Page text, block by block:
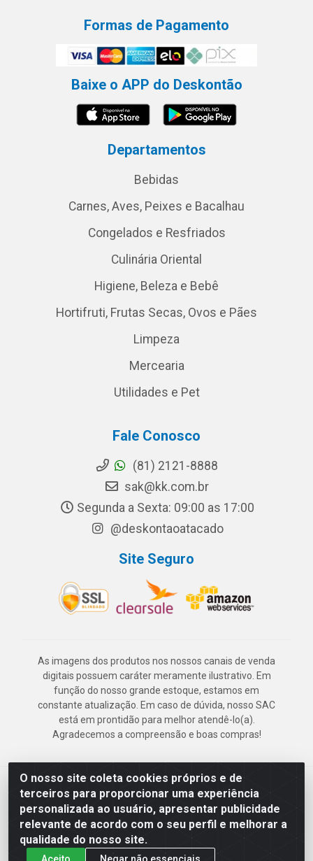
O nosso site coleta cookies próprios e de
terceiros para proporcionar uma experiência
personalizada ao usuário, apresentar publicidade
relevante de acordo com o seu perfil e melhorar a
qualidade do nosso site.
Aceito Negar não essenciais
Formas de Pagamento
Baixe o APP do Deskontão
Departamentos
Bebidas
Carnes, Aves, Peixes e Bacalhau
Congelados e Resfriados
Culinária Oriental
Higiene, Beleza e Bebê
Hortifruti, Frutas Secas, Ovos e Pães
Limpeza
Mercearia
Utilidades e Pet
Fale Conosco
(81) 2121-8888
sak@kk.com.br
Segunda a Sexta: 09:00 as 17:00
@deskontaoatacado
Site Seguro
As imagens dos produtos nos nossos canais de venda
digitais possuem caráter meramente ilustrativo. Em
função do nosso grande estoque, estamos em
constante atualização. Em caso de dúvida, nosso SAC
está em prontidão para melhor atendê-lo(a).
Agradecemos a compreensão e boas compras!
Deskontão Atacado - Av. Marechal Mascarenhas de Morais, 2471 -
Imbiribeira - Recife/PE - CEP 51.150-001 - CNPJ 24.150.377/0003-
57